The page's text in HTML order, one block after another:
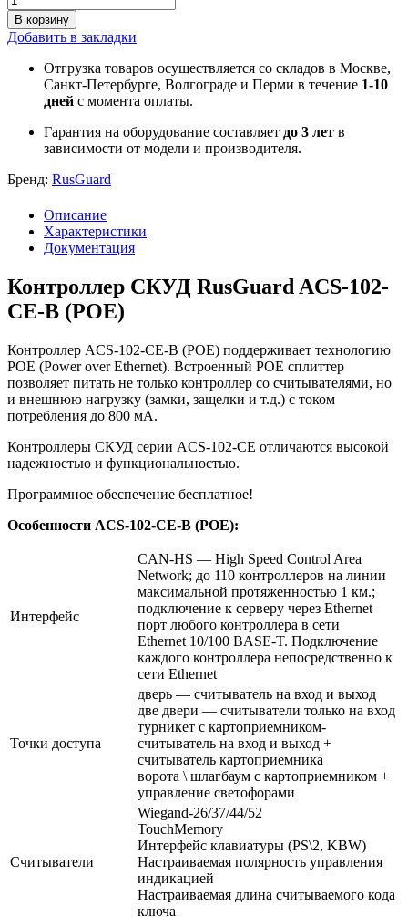
В корзину
Добавить в закладки
Отгрузка товаров осуществляется со складов в Москве,
Санкт-Петербурге, Волгограде и Перми в течение 1-10
дней с момента оплаты.
Гарантия на оборудование составляет до 3 лет в
зависимости от модели и производителя.
Бренд: RusGuard
Описание
Характеристики
Документация
Контроллер СКУД RusGuard ACS-102-
CE-B (POE)
Контроллер ACS-102-CE-B (POE) поддерживает технологию
POE (Power over Ethernet). Встроенный POE сплиттер
позволяет питать не только контроллер со считывателями, но
и внешнюю нагрузку (замки, защелки и т.д.) с током
потребления до 800 мА.
Контроллеры СКУД серии ACS-102-CE отличаются высокой
надежностью и функциональностью.
Программное обеспечение бесплатное!
Особенности ACS-102-CE-B (POE):
Интерфейс
CAN-HS — High Speed Control Area
Network; до 110 контроллеров на линии
максимальной протяженностью 1 км.;
подключение к серверу через Ethernet
порт любого контроллера в сети
Ethernet 10/100 BASE-T. Подключение
каждого контроллера непосредственно к
сети Ethernet
Точки доступа
дверь — считыватель на вход и выход
две двери — считыватели только на вход
турникет с картоприемником-
считыватель на вход и выход +
считыватель картоприемника
ворота \ шлагбаум с картоприемником +
управление светофорами
Считыватели
Wiegand-26/37/44/52
TouchMemory
Интерфейс клавиатуры (PS\2, KBW)
Настраиваемая полярность управления
индикацией
Настраиваемая длина считываемого кода
ключа